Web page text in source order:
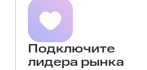
Подключите
лидера рынка